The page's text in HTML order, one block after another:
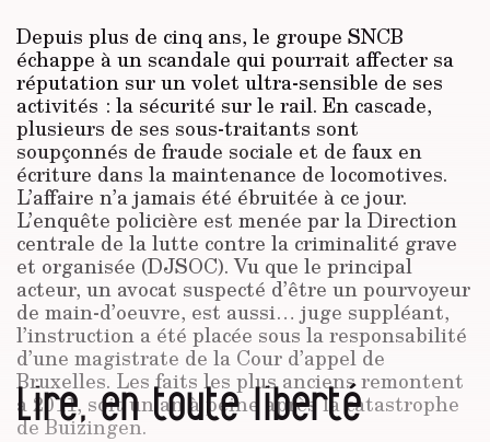
Depuis plus de cinq ans, le groupe SNCB
échappe à un scandale qui pourrait affecter sa
réputation sur un volet ultra-sensible de ses
activités : la sécurité sur le rail. En cascade,
plusieurs de ses sous-traitants sont
soupçonnés de fraude sociale et de faux en
écriture dans la maintenance de locomotives.
L’affaire n’a jamais été ébruitée à ce jour.
L’enquête policière est menée par la Direction
centrale de la lutte contre la criminalité grave
et organisée (DJSOC). Vu que le principal
acteur, un avocat suspecté d’être un pourvoyeur
de main-d’oeuvre, est aussi… juge suppléant,
l’instruction a été placée sous la responsabilité
d’une magistrate de la Cour d’appel de
Bruxelles. Les faits les plus anciens remontent
à 2011, soit un an à peine après la catastrophe
de Buizingen.
Lire, en toute liberté